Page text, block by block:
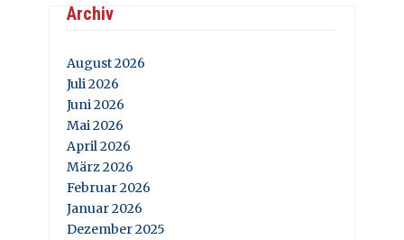
Archiv
August 2026
Juli 2026
Juni 2026
Mai 2026
April 2026
März 2026
Februar 2026
Januar 2026
Dezember 2025